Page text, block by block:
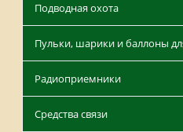
Подводная охота
Пульки, шарики и баллоны
Радиоприемники
Средства связи